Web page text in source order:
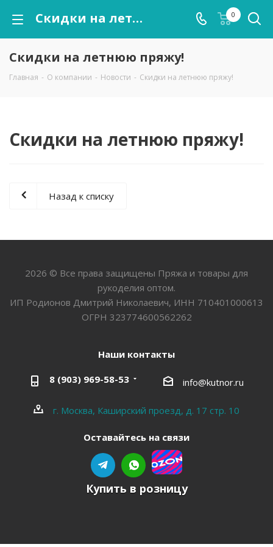
Скидки на летнюю пряжу! 0
Скидки на летнюю пряжу!
Главная - О компании - Новости - Скидки на летнюю пряжу!
Скидки на летнюю пряжу!
Назад к списку
2026 © Все права защищены Пряжа и товары для
рукоделия оптом.
ИП Родионов Дмитрий Николаевич, ИНН 710401000613
ОГРН 323774600562262
Наши контакты
8 (903) 969-58-53 info@kutnor.ru
г. Москва, Каширский проезд, д. 17 стр. 10
Оставайтесь на связи
Купить в розницу